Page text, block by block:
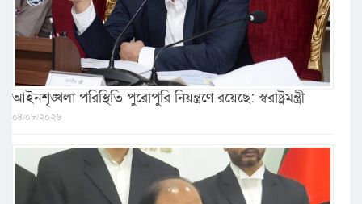
আইনশৃঙ্খলা পরিস্থিতি পুরোপুরি নিয়ন্ত্রণে রয়েছে: স্বরাষ্ট্রমন্ত্রী
০৪/০৮/২০২৬